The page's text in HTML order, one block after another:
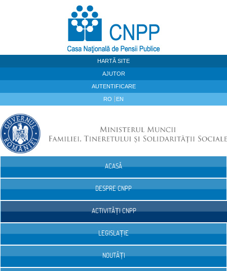
HARTĂ SITE
AJUTOR
AUTENTIFICARE
RO EN
ACASĂ
DESPRE CNPP
ACTIVITĂȚI CNPP
LEGISLAȚIE
NOUTĂȚI